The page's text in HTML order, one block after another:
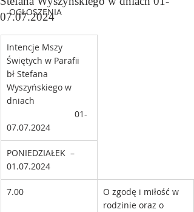
OGŁOSZENIA
07.07.2024
Intencje Mszy
Świętych w Parafii
bł Stefana
Wyszyńskiego w
dniach
01-
07.07.2024
PONIEDZIAŁEK  –
01.07.2024
7.00
O zgodę i miłość w
rodzinie oraz o